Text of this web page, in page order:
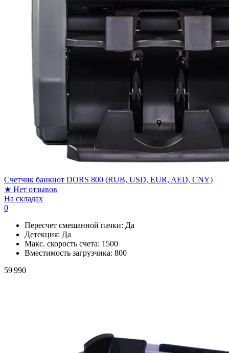
Счетчик банкнот DORS 800 (RUB, USD, EUR, AED, CNY)
★ Нет отзывов
На складах
0
Пересчет смешанной пачки: Да
Детекция: Да
Макс. скорость счета: 1500
Вместимость загрузчика: 800
59 990